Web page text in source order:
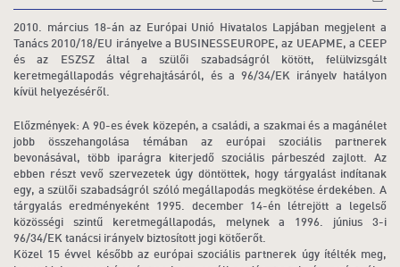
2010. március 18-án az Európai Unió Hivatalos Lapjában megjelent a
Tanács 2010/18/EU irányelve a BUSINESSEUROPE, az UEAPME, a CEEP
és az ESZSZ által a szülői szabadságról kötött, felülvizsgált
keretmegállapodás végrehajtásáról, és a 96/34/EK irányelv hatályon
kívül helyezéséről.
Előzmények: A 90-es évek közepén, a családi, a szakmai és a magánélet
jobb összehangolása témában az európai szociális partnerek
bevonásával, több iparágra kiterjedő szociális párbeszéd zajlott. Az
ebben részt vevő szervezetek úgy döntöttek, hogy tárgyalást indítanak
egy, a szülői szabadságról szóló megállapodás megkötése érdekében. A
tárgyalás eredményeként 1995. december 14-én létrejött a legelső
közösségi szintű keretmegállapodás, melynek a 1996. június 3-i
96/34/EK tanácsi irányelv biztosított jogi kötőerőt.
Közel 15 évvel később az európai szociális partnerek úgy ítélték meg,